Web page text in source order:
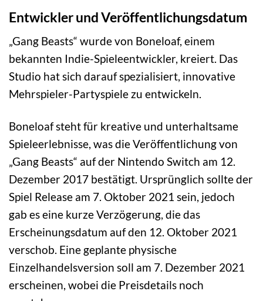
Entwickler und Veröffentlichungsdatum
„Gang Beasts“ wurde von Boneloaf, einem
bekannten Indie-Spieleentwickler, kreiert. Das
Studio hat sich darauf spezialisiert, innovative
Mehrspieler-Partyspiele zu entwickeln.
Boneloaf steht für kreative und unterhaltsame
Spieleerlebnisse, was die Veröffentlichung von
„Gang Beasts“ auf der Nintendo Switch am 12.
Dezember 2017 bestätigt. Ursprünglich sollte der
Spiel Release am 7. Oktober 2021 sein, jedoch
gab es eine kurze Verzögerung, die das
Erscheinungsdatum auf den 12. Oktober 2021
verschob. Eine geplante physische
Einzelhandelsversion soll am 7. Dezember 2021
erscheinen, wobei die Preisdetails noch